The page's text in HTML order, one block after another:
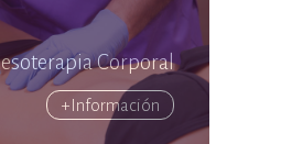
Corporal
+Información